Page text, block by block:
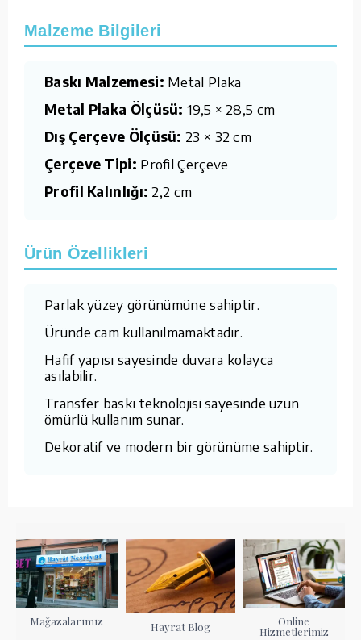
Malzeme Bilgileri
Baskı Malzemesi: Metal Plaka
Metal Plaka Ölçüsü: 19,5 × 28,5 cm
Dış Çerçeve Ölçüsü: 23 × 32 cm
Çerçeve Tipi: Profil Çerçeve
Profil Kalınlığı: 2,2 cm
Ürün Özellikleri
Parlak yüzey görünümüne sahiptir.
Üründe cam kullanılmamaktadır.
Hafif yapısı sayesinde duvara kolayca
asılabilir.
Transfer baskı teknolojisi sayesinde uzun
ömürlü kullanım sunar.
Dekoratif ve modern bir görünüme sahiptir.
Mağazalarımız Hayrat Blog Online
Hizmetlerimiz